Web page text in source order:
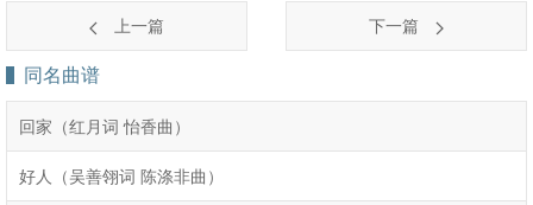
上一篇 下一篇
同名曲谱
回家（红月词 怡香曲）
好人（吴善翎词 陈涤非曲）